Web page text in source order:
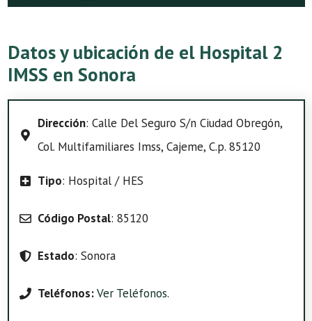
Datos y ubicación de el Hospital 2
IMSS en Sonora
Dirección: Calle Del Seguro S/n Ciudad Obregón,
Col. Multifamiliares Imss, Cajeme, C.p. 85120
Tipo: Hospital / HES
Código Postal: 85120
Estado: Sonora
Teléfonos:Ver Teléfonos.